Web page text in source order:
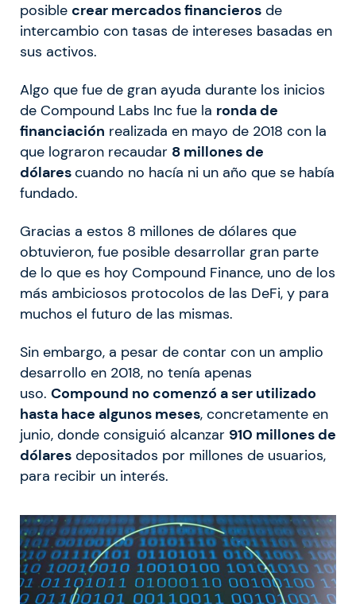
posible crear mercados financieros de
intercambio con tasas de intereses basadas en
sus activos.
Algo que fue de gran ayuda durante los inicios
de Compound Labs Inc fue la ronda de
financiación realizada en mayo de 2018 con la
que lograron recaudar 8 millones de
dólarescuando no hacía ni un año que se había
fundado.
Gracias a estos 8 millones de dólares que
obtuvieron, fue posible desarrollar gran parte
de lo que es hoy Compound Finance, uno de los
más ambiciosos protocolos de las DeFi, y para
muchos el futuro de las mismas.
Sin embargo, a pesar de contar con un amplio
desarrollo en 2018, no tenía apenas
uso. Compound no comenzó a ser utilizado
hasta hace algunos meses, concretamente en
junio, donde consiguió alcanzar 910 millones de
dólares depositados por millones de usuarios,
para recibir un interés.